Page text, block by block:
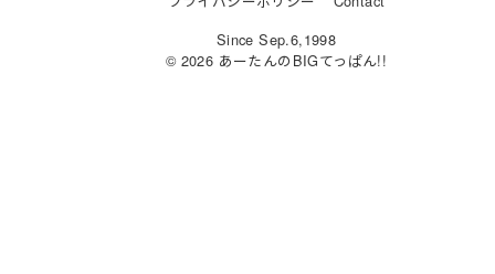
e
s
st
o
c
e
Since Sep.6,1998
© 2026 あーたんのBIGてっぱん!!